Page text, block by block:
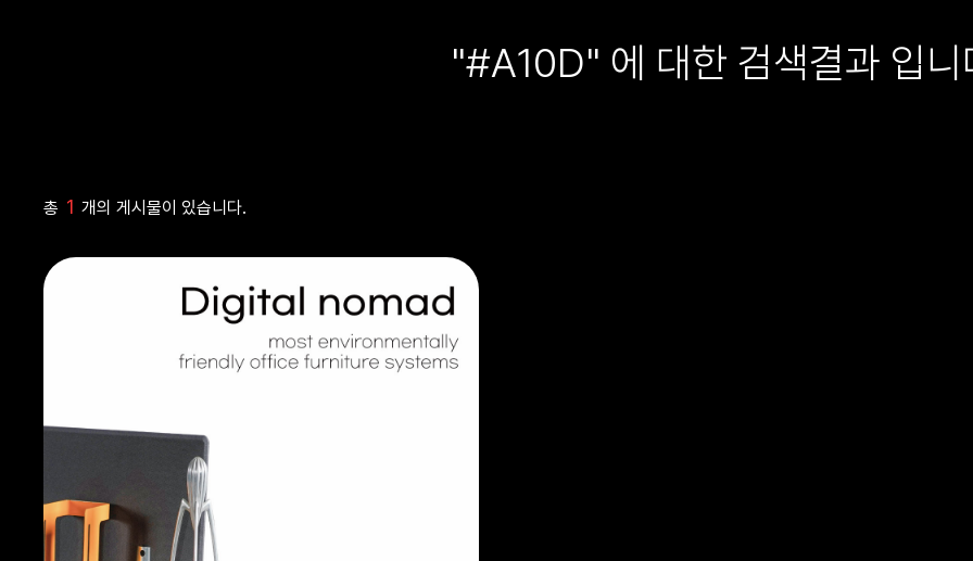
"#A10D" 에 대한 검색결과 입니
총 1 개의 게시물이 있습니다.